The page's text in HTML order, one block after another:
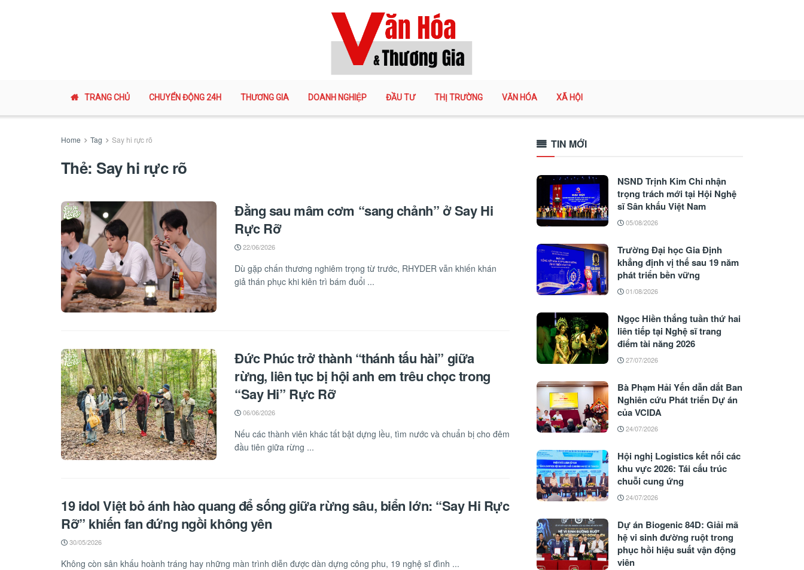
TRANG CHỦ CHUYỂN ĐỘNG 24H THƯƠNG GIA DOANH NGHIỆP ĐẦU TƯ THỊ TRƯỜNG VĂN HÓA XÃ HỘI
Home Tag Say hi rực rõ
Thẻ: Say hi rực rõ
Đằng sau mâm cơm “sang chảnh” ở Say Hi
Rực Rỡ
22/06/2026
Dù gặp chấn thương nghiêm trọng từ trước, RHYDER vẫn khiến khán
giả thán phục khi kiên trì bám đuổi ...
Đức Phúc trở thành “thánh tấu hài” giữa
rừng, liên tục bị hội anh em trêu chọc trong
“Say Hi” Rực Rỡ
06/06/2026
Nếu các thành viên khác tất bật dựng lều, tìm nước và chuẩn bị cho đêm
đầu tiên giữa rừng ...
19 idol Việt bỏ ánh hào quang để sống giữa rừng sâu, biển lớn: “Say Hi Rực
Rỡ” khiến fan đứng ngồi không yên
30/05/2026
Không còn sân khấu hoành tráng hay những màn trình diễn được dàn dựng công phu, 19 nghệ sĩ đình ...
TIN MỚI
NSND Trịnh Kim Chi nhận
trọng trách mới tại Hội Nghệ
sĩ Sân khấu Việt Nam
05/08/2026
Trường Đại học Gia Định
khẳng định vị thế sau 19 năm
phát triển bền vững
01/08/2026
Ngọc Hiền thắng tuần thứ hai
liên tiếp tại Nghệ sĩ trang
điểm tài năng 2026
27/07/2026
Bà Phạm Hải Yến dẫn dắt Ban
Nghiên cứu Phát triển Dự án
của VCIDA
24/07/2026
Hội nghị Logistics kết nối các
khu vực 2026: Tái cấu trúc
chuỗi cung ứng
24/07/2026
Dự án Biogenic 84D: Giải mã
hệ vi sinh đường ruột trong
phục hồi hiệu suất vận động
viên